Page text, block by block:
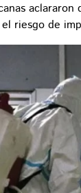
riesgo de